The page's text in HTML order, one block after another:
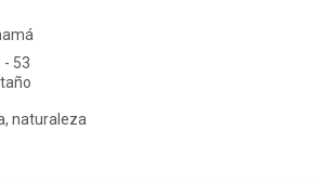
- 53
naturaleza